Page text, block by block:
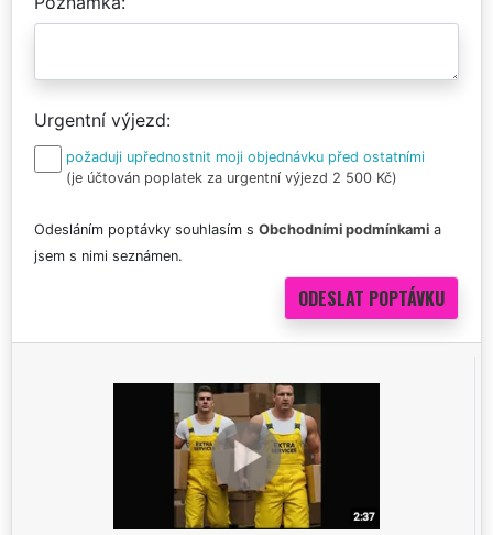
Urgentní výjezd
požaduji upřednostnit moji objednávku před ostatními
(je účtován poplatek za urgentní výjezd 2 500 Kč)
Odesláním poptávky souhlasím s Obchodními podmínkami a
jsem s nimi seznámen.